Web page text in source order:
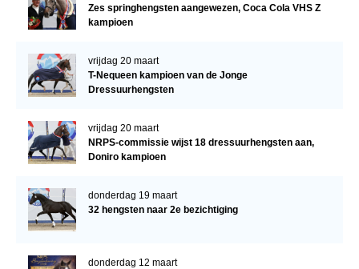
Zes springhengsten aangewezen, Coca Cola VHS Z
kampioen
vrijdag 20 maart
T-Nequeen kampioen van de Jonge
Dressuurhengsten
vrijdag 20 maart
NRPS-commissie wijst 18 dressuurhengsten aan,
Doniro kampioen
donderdag 19 maart
32 hengsten naar 2e bezichtiging
donderdag 12 maart